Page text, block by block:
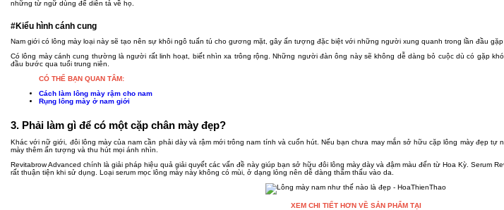
những từ ngữ dùng để diễn tả về họ.
#Kiểu hình cánh cung
Nam giới có lông mày loại này sẽ tạo nên sự khôi ngô tuấn tú cho gương mặt, gây ấn tượng đặc biệt với những người xung quanh trong lần đầu gặp
Có lông mày cánh cung thường là người rất linh hoạt, biết nhìn xa trông rộng. Những người đàn ông này sẽ không dễ dàng bỏ cuộc dù có gặp
đầu bước qua tuổi trung niên.
CÓ THỂ BẠN QUAN TÂM:
Cách làm lông mày rậm cho nam
Rụng lông mày ở nam giới
3. Phải làm gì để có một cặp chân mày đẹp?
Khác với nữ giới, đôi lông mày của nam cần phải dày và rậm mới trông nam tính và cuốn hút. Nếu bạn chưa may mắn sở hữu cặp lông mày đẹp tự
mày thêm ấn tượng và thu hút mọi ánh nhìn.
Revitabrow Advanced chính là giải pháp hiệu quả giải quyết các vấn đề này giúp bạn sở hữu đôi lông mày dày và đậm màu đến từ Hoa Kỳ. Serum
rất thuận tiện khi sử dụng. Loại serum mọc lông mày này không có mùi, ở dạng lỏng nên dễ dàng thẩm thấu vào da.
XEM CHI TIẾT HƠN VỀ SẢN PHẨM TẠI